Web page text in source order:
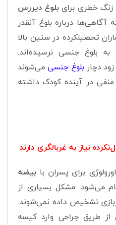
زنگ خطری برای بلوغ دیررس
درباره بلوغ آنقدر
تحصیلکرده در سنین بالا
بلوغ جنسی نرسیده‌اند.
دچار بلوغ جنسیمی‌شوند
منفی در آینده کودک داشته
برای پسران با بیضه
می‌شود. مشکل بسیاری از
تشخیص داده نمی‌شوند.
از طریق جراحی وارد کیسه